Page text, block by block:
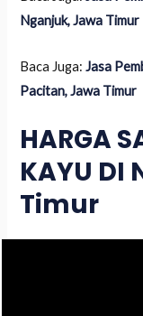
Nganjuk, Jawa Timur
Baca Juga:Jasa
Pacitan, Jawa Timur
HARGA
KAYU DI
Timur